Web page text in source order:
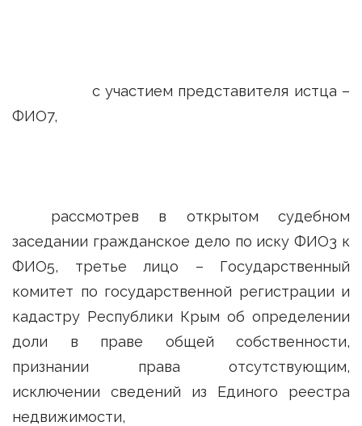
с участием представителя истца –
ФИО7,
рассмотрев в открытом судебном
заседании гражданское дело по иску ФИО3 к
ФИО5, третье лицо – Государственный
комитет по государственной регистрации и
кадастру Республики Крым об определении
доли в праве общей собственности,
признании права отсутствующим,
исключении сведений из Единого реестра
недвижимости,